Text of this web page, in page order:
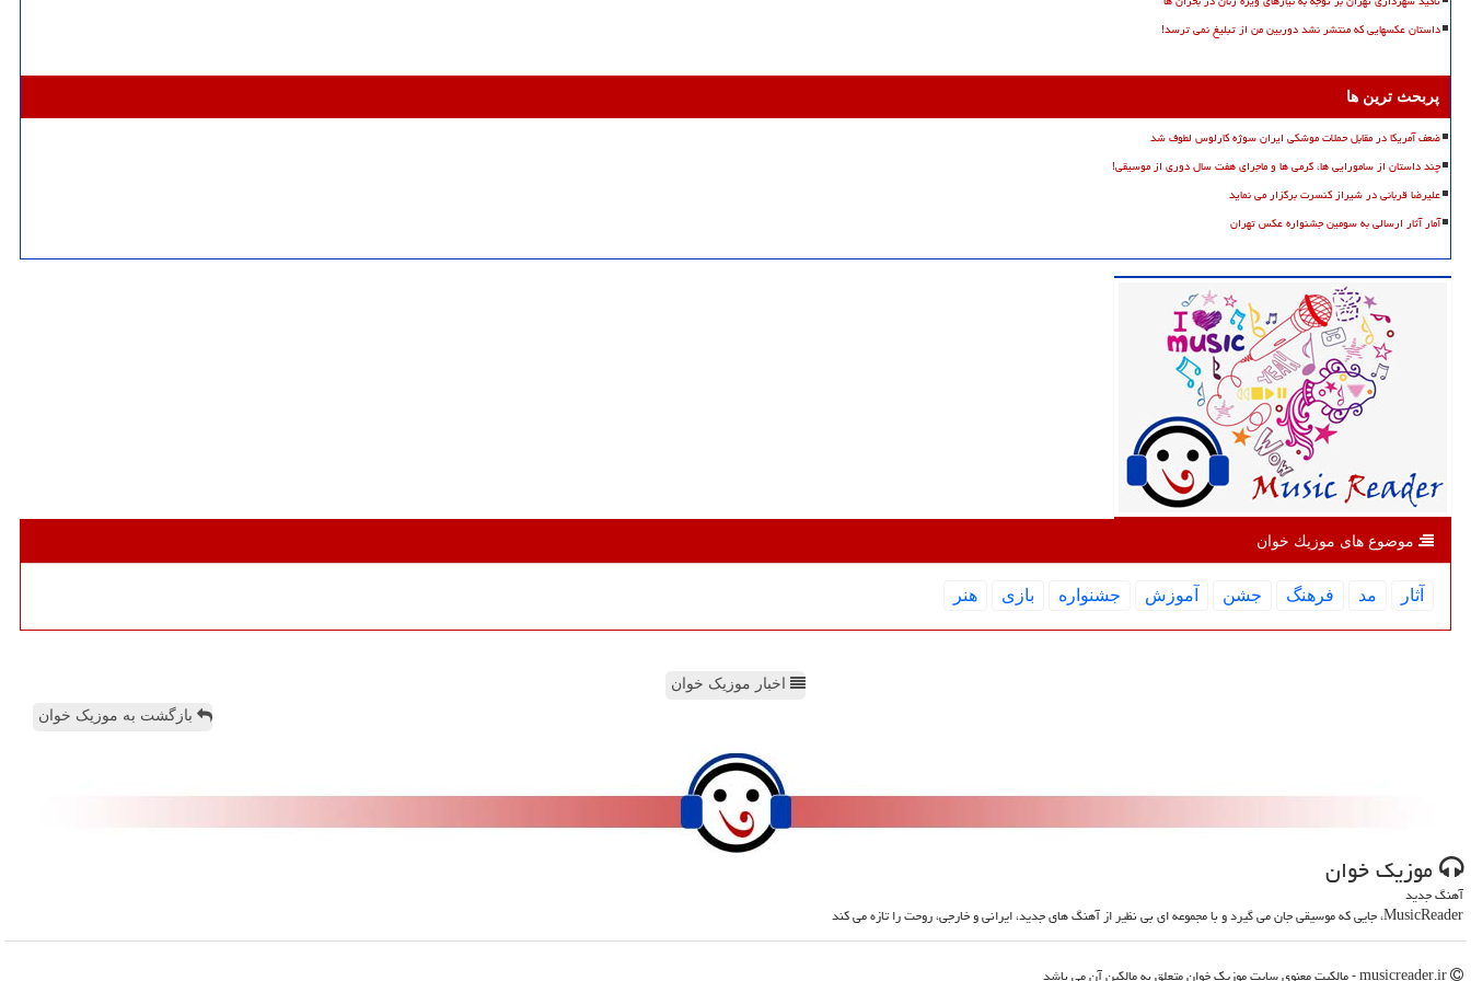
داستان عکسهایی که منتشر نشد دوربین من از تبلیغ نمی ترسد!
پربحث ترین ها
ضعف آمریکا در مقابل حملات موشکی ایران سوژه کارلوس لطوف شد
چند داستان از سامورایی ها، گرمی ها و ماجرای هفت سال دوری از موسیقی!
علیرضا قربانی در شیراز کنسرت برگزار می نماید
آمار آثار ارسالی به سومین جشنواره عکس تهران
موضوع های موزیك خوان
آثار مد فرهنگ جشن آموزش جشنواره بازی هنر
اخبار موزیک خوان
بازگشت به موزیک خوان
موزیك خوان
آهنگ جدید
MusicReader، جایی که موسیقی جان می گیرد و با مجموعه ای بی نظیر از آهنگ های جدید، ایرانی و خارجی، روحت را تازه می کند